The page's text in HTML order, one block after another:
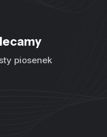
piosenek